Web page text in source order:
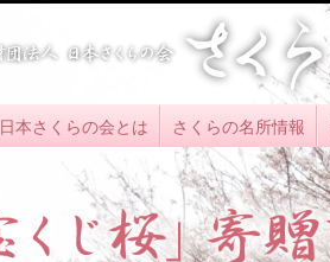
日本さくらの会とは さくらの名所情報